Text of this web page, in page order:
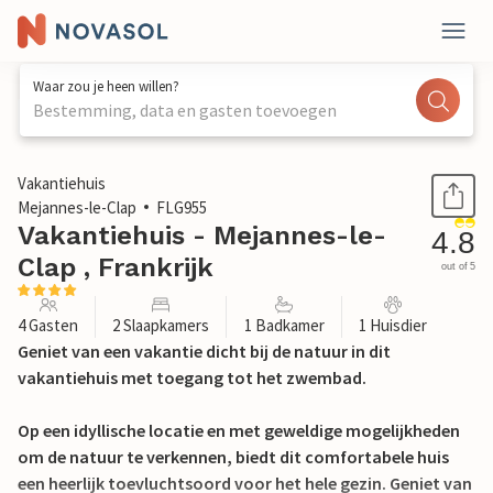
Waar zou je heen willen?
Bestemming, data en gasten toevoegen
1 / 21
Vakantiehuis
Mejannes-le-Clap
FLG955
Vakantiehuis - Mejannes-le-
Clap , Frankrijk
4.8
out of 5
4 Gasten 2 Slaapkamers 1 Badkamer 1 Huisdier
Geniet van een vakantie dicht bij de natuur in dit
vakantiehuis met toegang tot het zwembad.
Op een idyllische locatie en met geweldige mogelijkheden
om de natuur te verkennen, biedt dit comfortabele huis
een heerlijk toevluchtsoord voor het hele gezin. Geniet van